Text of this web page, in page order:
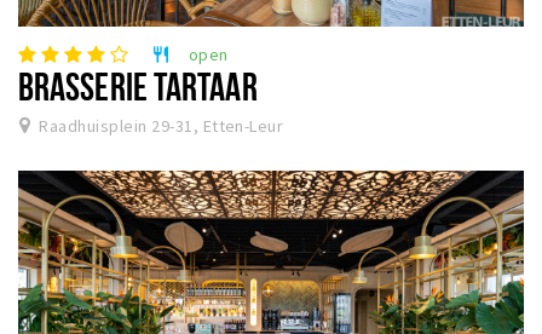
restaurant open
BRASSERIE TARTAAR
Raadhuisplein 29-31, Etten-Leur